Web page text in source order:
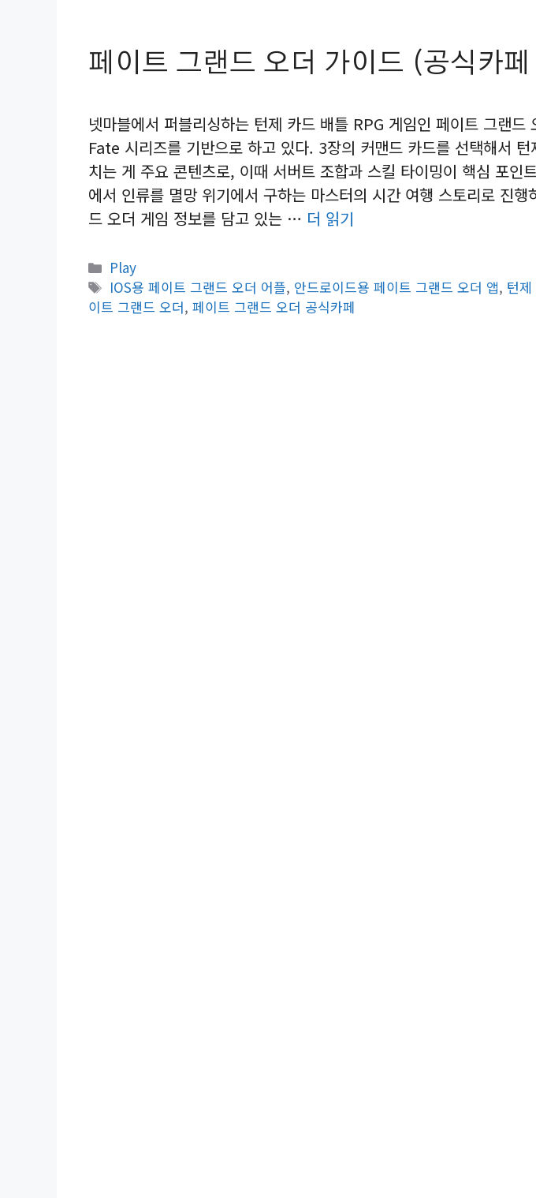
페이트 그랜드 오더 가이드 (공식카
넷마블에서 퍼블리싱하는 턴제 카드 배틀 RPG 게임인 페이트 그랜드
Fate 시리즈를 기반으로 하고 있다. 3장의 커맨드 카드를 선택해서 턴
치는 게 주요 콘텐츠로, 이때 서버트 조합과 스킬 타이밍이 핵심 포인
에서 인류를 멸망 위기에서 구하는 마스터의 시간 여행 스토리로 진행
드 오더 게임 정보를 담고 있는 … 더 읽기
카
테
고
Play
태
그
IOS용 페이트 그랜드 오더 어플, 안드로이드용 페이트 그랜드 오더 앱, 턴
이트 그랜드 오더, 페이트 그랜드 오더 공식카페